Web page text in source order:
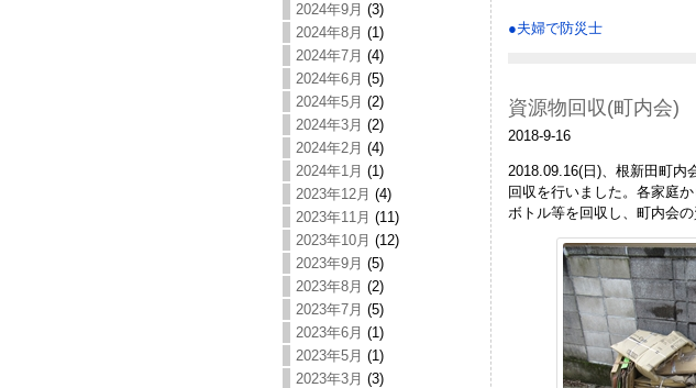
2024年9月 (3)
2024年8月 (1)
2024年7月 (4)
2024年6月 (5)
2024年5月 (2)
2024年3月 (2)
2024年2月 (4)
2024年1月 (1)
2023年12月 (4)
2023年11月 (11)
2023年10月 (12)
2023年9月 (5)
2023年8月 (2)
2023年7月 (5)
2023年6月 (1)
2023年5月 (1)
2023年3月 (3)
●夫婦で防災士
資源物回収(町内会)
2018-9-16
2018.09.16(日)、根新田町内
回収を行いました。各家庭
ボトル等を回収し、町内会の